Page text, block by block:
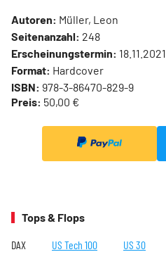
Autoren: Müller, Leon
Seitenanzahl: 248
Erscheinungstermin: 18.11.2021
Format: Hardcover
ISBN: 978-3-86470-829-9
Preis: 50,00 €
Tops & Flops
DAX US Tech 100 US 30